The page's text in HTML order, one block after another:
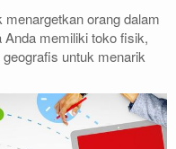
orang dalam
memiliki toko fisik,
untuk menarik